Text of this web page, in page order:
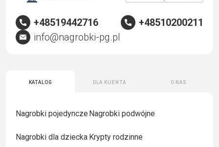
Katalog Dla klienta O nas
Nagrobki pojedyncze Nagrobki podwójne
Nagrobki dla dziecka Krypty rodzinne
+48519442716
+48510200211
info@nagrobki-pg.pl